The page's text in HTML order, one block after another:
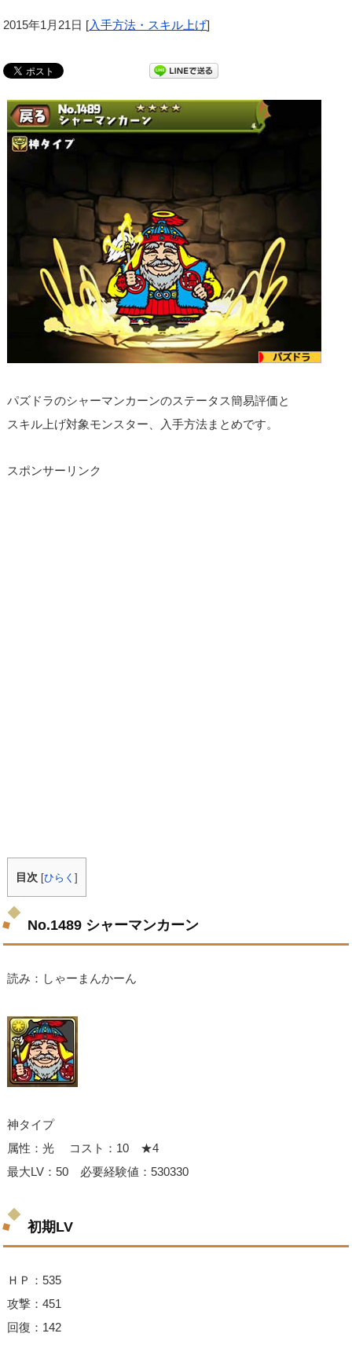
2015年1月21日 [入手方法・スキル上げ]
パズドラのシャーマンカーンのステータス簡易評価と
スキル上げ対象モンスター、入手方法まとめです。
スポンサーリンク
目次 [ひらく]
No.1489 シャーマンカーン
読み：しゃーまんかーん
神タイプ
属性：光 コスト：10 ★4
最大LV：50 必要経験値：530330
初期LV
ＨＰ：535
攻撃：451
回復：142